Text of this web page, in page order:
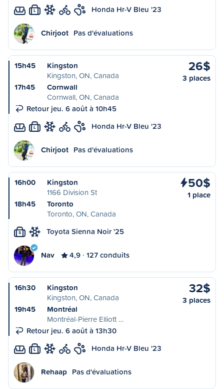
L Honda Hr-V Bleu '23
Chirjoot Pas d'évaluations
15h45
Kingston
Kingston, ON, Canada
17h45
Cornwall
Cornwall, ON, Canada
Retour jeu. 6 août à 10h45
26$
3 places
L Honda Hr-V Bleu '23
Chirjoot Pas d'évaluations
16h00
Kingston
1166 Division St
18h45
Toronto
Toronto, ON, Canada
50$
1 place
S Toyota Sienna Noir '25
Nav 4,9 127 conduits
16h30
Kingston
Kingston, ON, Canada
19h45
Montréal
Montréal-Pierre Elliott …
Retour jeu. 6 août à 13h30
32$
3 places
L Honda Hr-V Bleu '23
Rehaap Pas d'évaluations